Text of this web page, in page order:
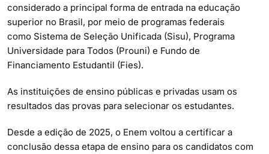
considerado a principal forma de entrada na educação
superior no Brasil, por meio de programas federais
como Sistema de Seleção Unificada (Sisu), Programa
Universidade para Todos (Prouni) e Fundo de
Financiamento Estudantil (Fies).
As instituições de ensino públicas e privadas usam os
resultados das provas para selecionar os estudantes.
Desde a edição de 2025, o Enem voltou a certificar a
conclusão dessa etapa de ensino para os candidatos com